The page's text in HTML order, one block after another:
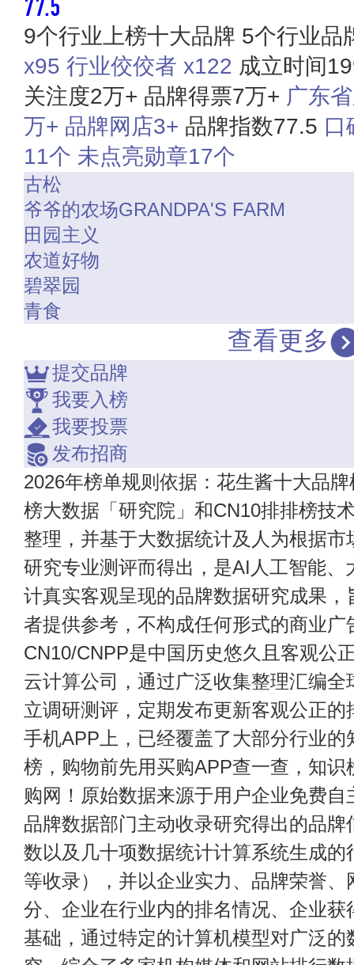
9个行业上榜十大品牌 5个行业品
x95 行业佼佼者 x122 成立时间
关注度2万+ 品牌得票7万+ 广东
万+ 品牌网店3+ 品牌指数77.5 口
11个 未点亮勋章17个
古松
爷爷的农场GRANDPA'S FARM
田园主义
农道好物
碧翠园
青食
查看更多
提交品牌
我要入榜
我要投票
发布招商
2026年榜单规则依据：花生酱十大品
榜大数据「研究院」和CN10排排榜技
整理，并基于大数据统计及人为根据
研究专业测评而得出，是AI人工智能、
计真实客观呈现的品牌数据研究成果
者提供参考，不构成任何形式的商业广
CN10/CNPP是中国历史悠久且客观公
云计算公司，通过广泛收集整理汇编
立调研测评，定期发布更新客观公正
手机APP上，已经覆盖了大部分行业
榜，购物前先用买购APP查一查，知
购网！原始数据来源于用户企业免费
品牌数据部门主动收录研究得出的品
数以及几十项数据统计计算系统生成
等收录），并以企业实力、品牌荣誉
分、企业在行业内的排名情况、企业
基础，通过特定的计算机模型对广泛